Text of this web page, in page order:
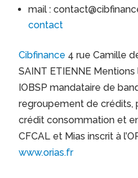
mail :
contact
Cibfinance 4 rue Camille
SAINT ETIENNE
IOBSP mandataire de
regroupement de crédits,
crédit consommation et
CFCAL et Mias inscrit à
www.orias.fr